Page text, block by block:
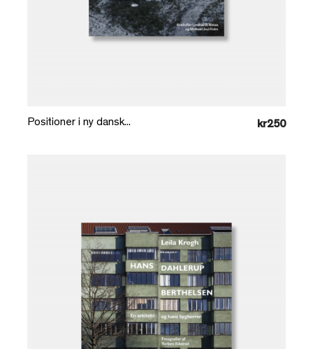
Positioner i ny dansk... kr250